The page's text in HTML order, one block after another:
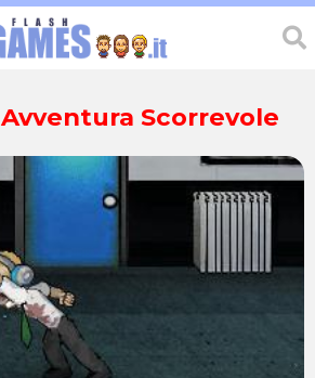
Avventura Scorrevole